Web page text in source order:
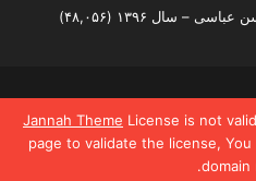
Jannah Theme License is not
page to validate the license,
domain
– سال ۱۳۹۶ (۴۸,۰۵۶)